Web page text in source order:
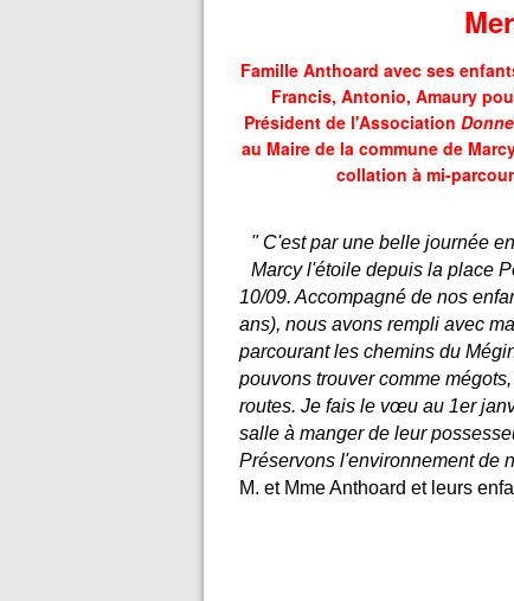
Famille Anthoard avec ses
Francis, Antonio, Amaury
Président de l'Association
au Maire de la commune de
collation à mi-
" C'est par une belle journée
Marcy l'étoile depuis la place
10/09. Accompagné de nos
ans), nous avons rempli avec
parcourant les chemins du
pouvons trouver comme
routes. Je fais le vœu au 1er
salle à manger de leur
Préservons l'environnement de
M. et Mme Anthoard et leurs